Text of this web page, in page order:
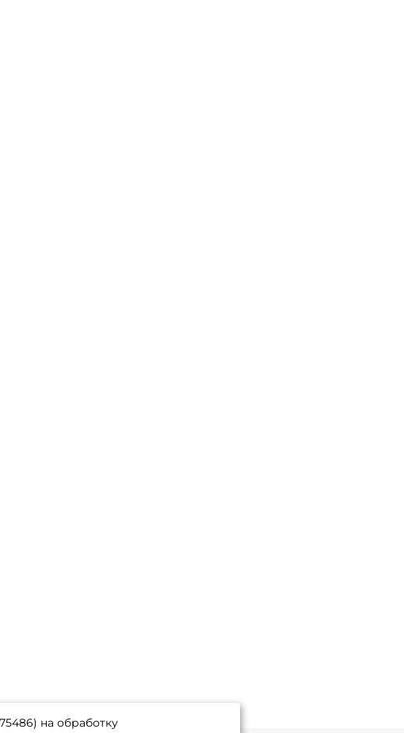
на обработку